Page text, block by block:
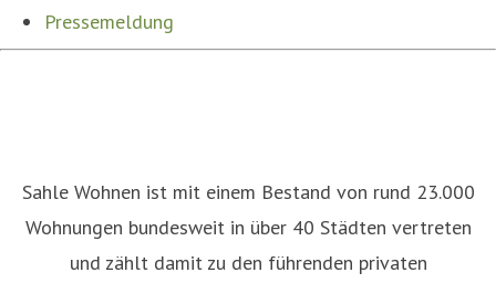
Pressemeldung
Sahle Wohnen ist mit einem Bestand von rund 23.000
Wohnungen bundesweit in über 40 Städten vertreten
und zählt damit zu den führenden privaten